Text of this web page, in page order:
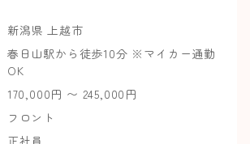
新潟県 上越市
春日山駅から徒歩10分 ※マイカー通勤
OK
170,000円 〜 245,000円
フロント
正社員